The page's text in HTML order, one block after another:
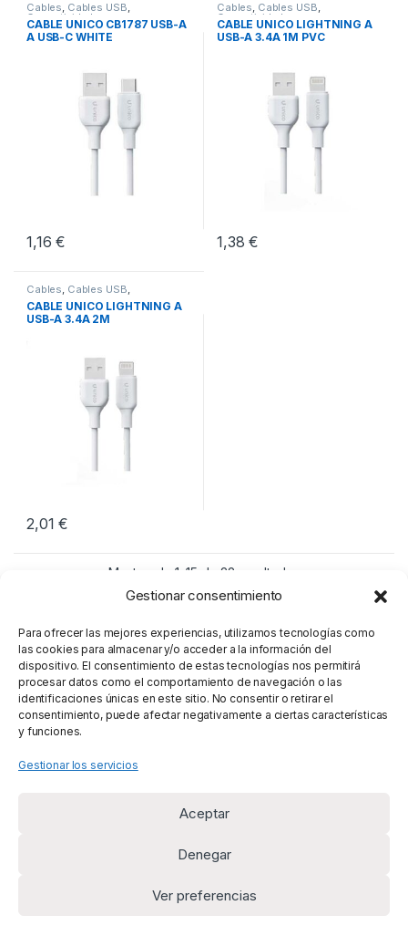
Gestionar consentimiento
Para ofrecer las mejores experiencias, utilizamos tecnologías como
las cookies para almacenar y/o acceder a la información del
dispositivo. El consentimiento de estas tecnologías nos permitirá
procesar datos como el comportamiento de navegación o las
identificaciones únicas en este sitio. No consentir o retirar el
consentimiento, puede afectar negativamente a ciertas características
y funciones.
Gestionar los servicios
Aceptar
Denegar
Ver preferencias
Cables, Cables USB,
Conectividad
CABLE UNICO CB1787 USB-A
A USB-C WHITE
1,16€
Cables, Cables USB,
Conectividad
CABLE UNICO LIGHTNING A
USB-A 3.4A 1M PVC
1,38€
Cables, Cables USB,
Conectividad
CABLE UNICO LIGHTNING A
USB-A 3.4A 2M
2,01€
Mostrando 1–15 de 22 resultados
¿Alguna duda? Llámanos